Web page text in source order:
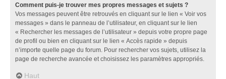
Comment puis-je trouver mes propres messages et sujets ?
Vos messages peuvent être retrouvés en cliquant sur le lien « Voir vos
messages » dans le panneau de l’utilisateur, en cliquant sur le lien
« Rechercher les messages de l’utilisateur » depuis votre propre page
de profil ou bien en cliquant sur le lien « Accès rapide » depuis
n’importe quelle page du forum. Pour rechercher vos sujets, utilisez la
page de recherche avancée et choisissez les paramètres appropriés.
Haut